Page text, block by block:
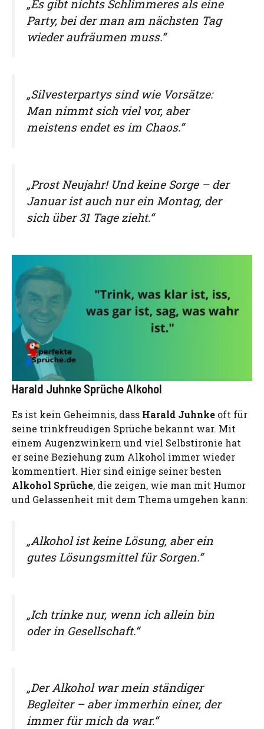
„Es gibt nichts Schlimmeres als eine
Party, bei der man am nächsten Tag
wieder aufräumen muss.“
„Silvesterpartys sind wie Vorsätze:
Man nimmt sich viel vor, aber
meistens endet es im Chaos.“
„Prost Neujahr! Und keine Sorge – der
Januar ist auch nur ein Montag, der
sich über 31 Tage zieht.“
Harald Juhnke Sprüche Alkohol
Es ist kein Geheimnis, dass Harald Juhnke oft für
seine trinkfreudigen Sprüche bekannt war. Mit
einem Augenzwinkern und viel Selbstironie hat
er seine Beziehung zum Alkohol immer wieder
kommentiert. Hier sind einige seiner besten
Alkohol Sprüche, die zeigen, wie man mit Humor
und Gelassenheit mit dem Thema umgehen kann:
„Alkohol ist keine Lösung, aber ein
gutes Lösungsmittel für Sorgen.“
„Ich trinke nur, wenn ich allein bin
oder in Gesellschaft.“
„Der Alkohol war mein ständiger
Begleiter – aber immerhin einer, der
immer für mich da war.“